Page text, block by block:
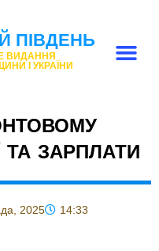
ПІВДЕНЬ
ВИДАННЯ
І УКРАЇНИ
ТА ЗАРПЛАТИ
2025
14:33